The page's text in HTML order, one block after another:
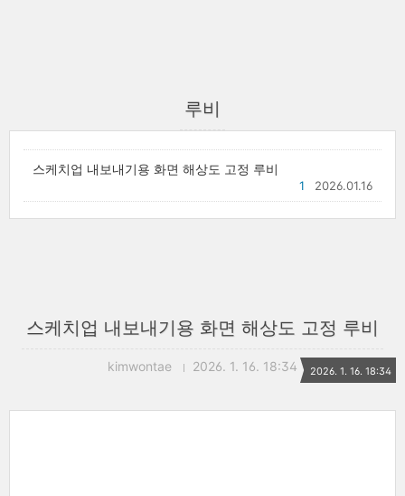
루비
스케치업 내보내기용 화면 해상도 고정 루비
2026.01.16
1
스케치업 내보내기용 화면 해상도 고정 루비
kimwontae 2026. 1. 16. 18:34 2026. 1. 16. 18:34